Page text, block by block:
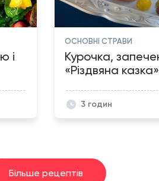
і
ОСНОВНІ СТРАВИ
Курочка,
«Різдвяна казка»
3 годин
Більше рецептів